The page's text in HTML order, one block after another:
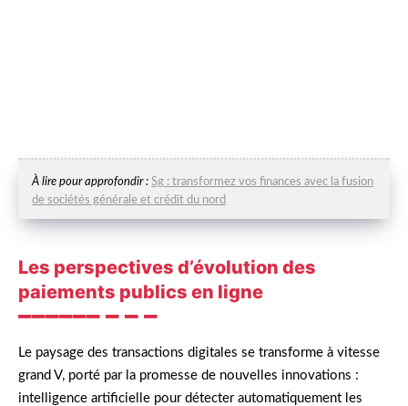
À lire pour approfondir : Sg : transformez vos finances avec la fusion
de sociétés générale et crédit du nord
Les perspectives d’évolution des
paiements publics en ligne
Le paysage des transactions digitales se transforme à vitesse
grand V, porté par la promesse de nouvelles innovations :
intelligence artificielle pour détecter automatiquement les